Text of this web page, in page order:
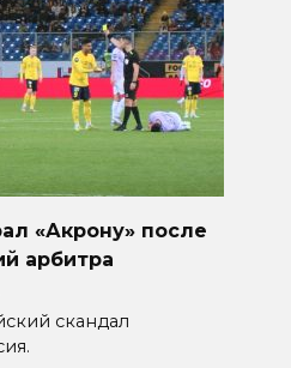
«Акрону» после
арбитра
скандал